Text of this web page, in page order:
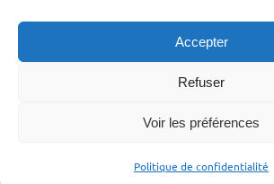
Accepter
Refuser
Voir les préférences
Politique de confidentialité
Lachapelle-sous-
©2022 - Pro’pulse by Initiative Seuil de
Développement : Menestys